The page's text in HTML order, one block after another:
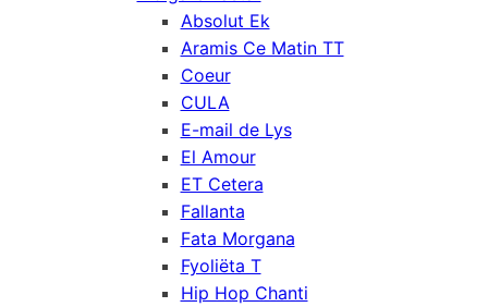
Absolut Ek
Aramis Ce Matin TT
Coeur
CULA
E-mail de Lys
El Amour
ET Cetera
Fallanta
Fata Morgana
Fyoliëta T
Hip Hop Chanti